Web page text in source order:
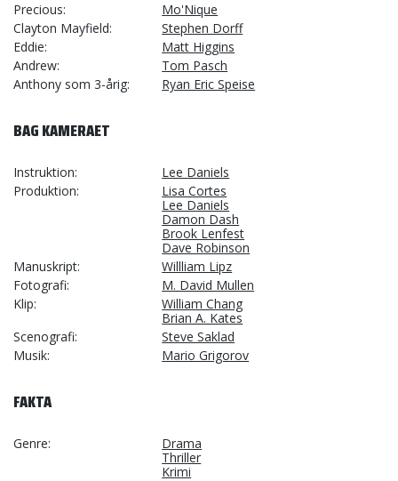
Precious
Mo'Nique
Clayton Mayfield
Stephen Dorff
Eddie
Matt Higgins
Andrew
Tom Pasch
Anthony som 3-årig
Ryan Eric Speise
BAG KAMERAET
Instruktion
Lee Daniels
Produktion
Lisa Cortes
Lee Daniels
Damon Dash
Brook Lenfest
Dave Robinson
Manuskript
Willliam Lipz
Fotografi
M. David Mullen
Klip
William Chang
Brian A. Kates
Scenografi
Steve Saklad
Musik
Mario Grigorov
FAKTA
Genre
Drama
Thriller
Krimi